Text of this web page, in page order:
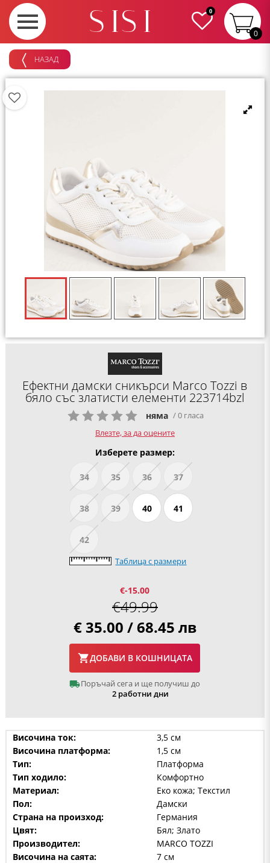
0
0
НАЗАД
Ефектни дамски сникърси Marco Tozzi в
бяло със златисти елементи 223714bzl
няма / 0 гласа
Влезте, за да оцените
Изберете размер:
34 35 36 37
38 39 40 41
42
Таблица с размери
€-15.00
€49.99
€ 35.00 / 68.45 лв
ДОБАВИ В КОШНИЦАТА
Поръчай сега и ще получиш до
2 работни дни
Височина ток:
3,5 см
Височина платформа:
1,5 см
Тип:
Платформа
Тип ходило:
Комфортно
Материал:
Еко кожа; Текстил
Пол:
Дамски
Страна на произход:
Германия
Цвят:
Бял; Злато
Производител:
MARCO TOZZI
Височина на саята:
7 см